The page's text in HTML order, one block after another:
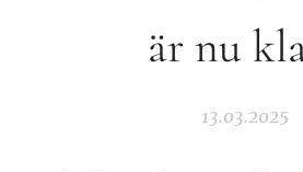
är nu
13.03.2025